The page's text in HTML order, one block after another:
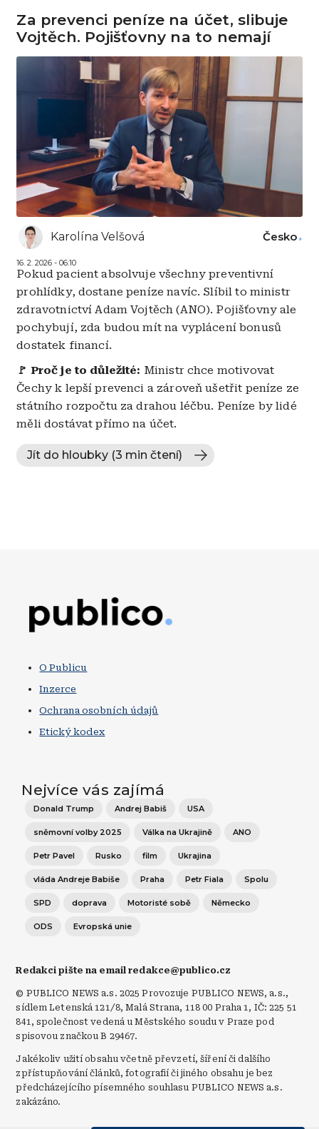
Za prevenci peníze na účet, slibuje
Vojtěch. Pojišťovny na to nemají
Karolína Velšová
16. 2. 2026 - 06:10
Česko
Pokud pacient absolvuje všechny preventivní
prohlídky, dostane peníze navíc. Slíbil to ministr
zdravotnictví Adam Vojtěch (ANO). Pojišťovny ale
pochybují, zda budou mít na vyplácení bonusů
dostatek financí.
🚩 Proč je to důležité: Ministr chce motivovat
Čechy k lepší prevenci a zároveň ušetřit peníze ze
státního rozpočtu za drahou léčbu. Peníze by lidé
měli dostávat přímo na účet.
Jít do hloubky (3 min čtení)
O Publicu
Inzerce
Ochrana osobních údajů
Etický kodex
Nejvíce vás zajímá
Donald Trump Andrej Babiš USA
sněmovní volby 2025 Válka na Ukrajině ANO
Petr Pavel Rusko film Ukrajina
vláda Andreje Babiše Praha Petr Fiala Spolu
SPD doprava Motoristé sobě Německo
ODS Evropská unie
Redakci pište na email redakce@publico.cz
© PUBLICO NEWS a.s. 2025 Provozuje PUBLICO NEWS, a.s.,
sídlem Letenská 121/8, Malá Strana, 118 00 Praha 1, IČ: 225 51
841, společnost vedená u Městského soudu v Praze pod
spisovou značkou B 29467.
Jakékoliv užití obsahu včetně převzetí, šíření či dalšího
zpřístupňování článků, fotografií či jiného obsahu je bez
předcházejícího písemného souhlasu PUBLICO NEWS a.s.
zakázáno.